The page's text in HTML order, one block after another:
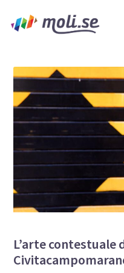
L’arte contestuale